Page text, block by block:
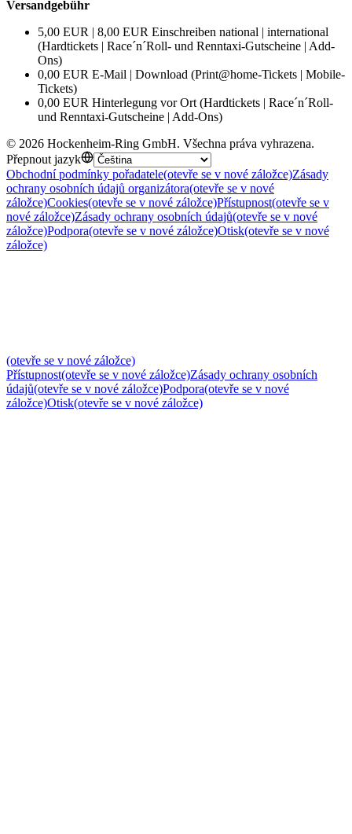
Versandgebühr
5,00 EUR | 8,00 EUR Einschreiben national | international
(Hardtickets | Race´n´Roll- und Renntaxi-Gutscheine | Add-
Ons)
0,00 EUR E-Mail | Download (Print@home-Tickets | Mobile-
Tickets)
0,00 EUR Hinterlegung vor Ort (Hardtickets | Race´n´Roll-
und Renntaxi-Gutscheine | Add-Ons)
© 2026 Hockenheim-Ring GmbH. Všechna práva vyhrazena.
Přepnout jazyk
Obchodní podmínky pořadatele(otevře se v nové záložce)Zásady
ochrany osobních údajů organizátora(otevře se v nové
záložce)Cookies(otevře se v nové záložce)Přístupnost(otevře se v
nové záložce)Zásady ochrany osobních údajů(otevře se v nové
záložce)Podpora(otevře se v nové záložce)Otisk(otevře se v nové
záložce)
(otevře se v nové záložce)
Přístupnost(otevře se v nové záložce)Zásady ochrany osobních
údajů(otevře se v nové záložce)Podpora(otevře se v nové
záložce)Otisk(otevře se v nové záložce)